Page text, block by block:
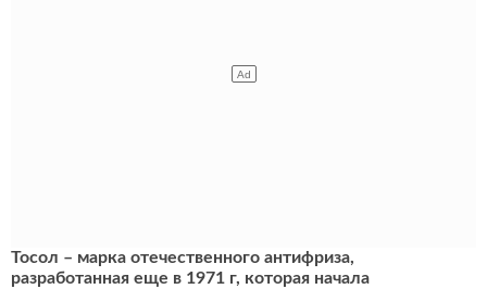
Тосол – марка отечественного антифриза,
разработанная еще в 1971 г, которая начала